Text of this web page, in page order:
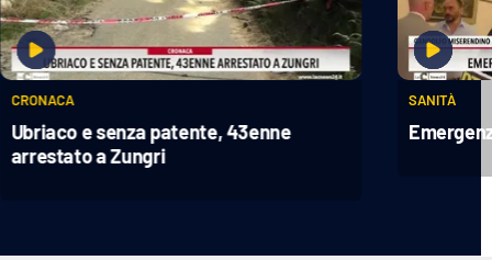
CRONACA
Ubriaco e senza patente, 43enne
arrestato a Zungri
SANITÀ